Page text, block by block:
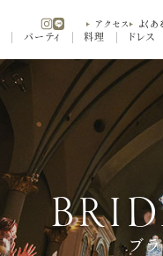
アクセス よく
パーティ 料理 ドレス
ブ